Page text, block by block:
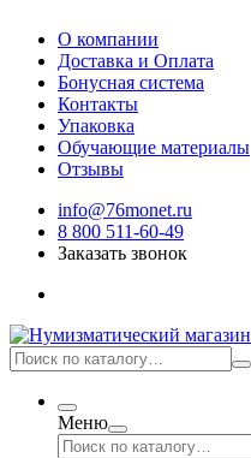
О компании
Доставка и Оплата
Бонусная система
Контакты
Упаковка
Обучающие материалы
Отзывы
info@76monet.ru
8 800 511-60-49
Заказать звонок
Меню